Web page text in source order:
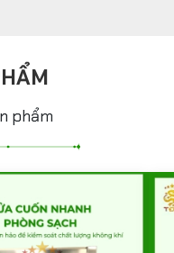
phẩm